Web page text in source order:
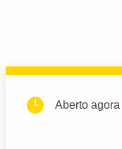
Aberto agora